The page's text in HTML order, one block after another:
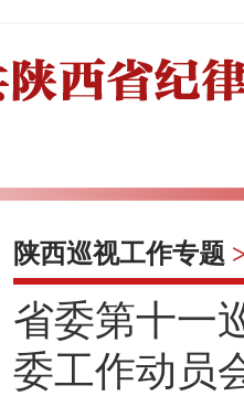
陕西巡视工作专题
省委第十一
委工作动员